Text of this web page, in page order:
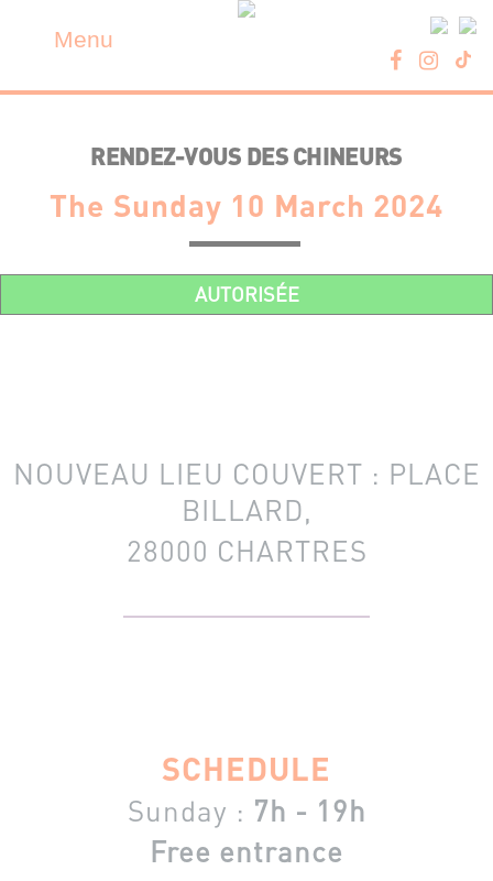
content
Menu
RENDEZ-VOUS DES CHINEURS
The Sunday 10 March 2024
AUTORISÉE
NOUVEAU LIEU COUVERT : PLACE
BILLARD,
28000 CHARTRES
SCHEDULE
Sunday : 7h - 19h
Free entrance